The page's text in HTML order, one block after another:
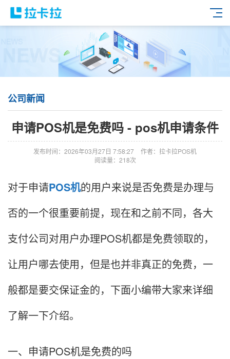
公司新闻
申请POS机是免费吗 - pos机申请条件
发布时间：2026年03月27日 7:58:27
作者：拉卡拉POS机
阅读量：218次
对于申请POS机的用户来说是否免费是办理与
否的一个很重要前提，现在和之前不同，各大
支付公司对用户办理POS机都是免费领取的，
让用户哪去使用，但是也并非真正的免费，一
般都是要交保证金的，下面小编带大家来详细
了解一下介绍。
一、申请POS机是免费的吗